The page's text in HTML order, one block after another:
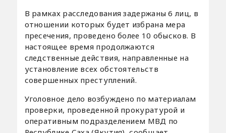
В рамках расследования задержаны 6 лиц, в
отношении которых будет избрана мера
пресечения, проведено более 10 обысков. В
настоящее время продолжаются
следственные действия, направленные на
установление всех обстоятельств
совершенных преступлений.
Уголовное дело возбуждено по материалам
проверки, проведенной прокуратурой и
оперативным подразделением МВД по